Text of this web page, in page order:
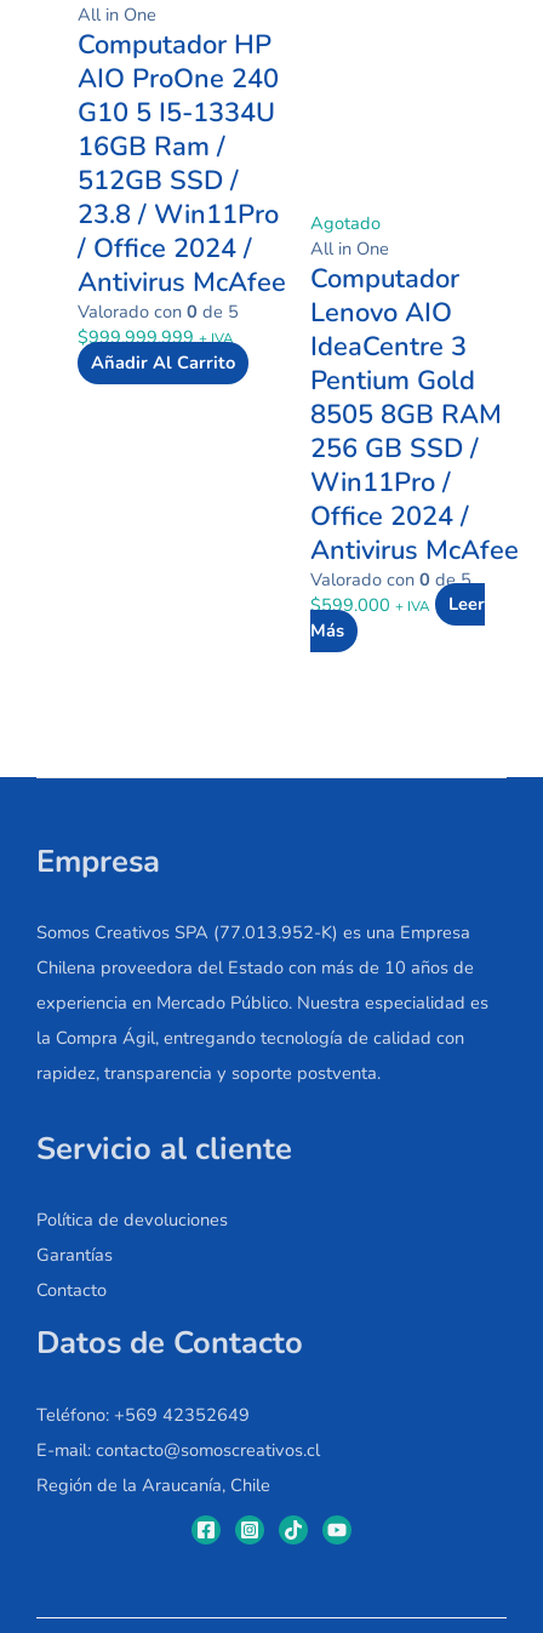
All in One
Computador HP
AIO ProOne 240
G10 5 I5-1334U
16GB Ram /
512GB SSD /
23.8 / Win11Pro
/ Office 2024 /
Antivirus McAfee
Valorado con 0 de 5
$999.999.999 + IVA
Añadir Al Carrito
Agotado
All in One
Computador
Lenovo AIO
IdeaCentre 3
Pentium Gold
8505 8GB RAM
256 GB SSD /
Win11Pro /
Office 2024 /
Antivirus McAfee
Valorado con 0 de 5
$599.000 + IVA
Leer
Más
Empresa
Somos Creativos SPA (77.013.952-K) es una Empresa
Chilena proveedora del Estado con más de 10 años de
experiencia en Mercado Público. Nuestra especialidad es
la Compra Ágil, entregando tecnología de calidad con
rapidez, transparencia y soporte postventa.
Servicio al cliente
Política de devoluciones
Garantías
Contacto
Datos de Contacto
Teléfono: +569 42352649
E-mail: contacto@somoscreativos.cl
Región de la Araucanía, Chile